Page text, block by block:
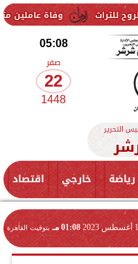
وفاة عاملين متأثرين
05:08
صفر
22
1448
التحرير
رياضة خارجي اقتصاد
01:08 مـ بتوقيت القاهرة